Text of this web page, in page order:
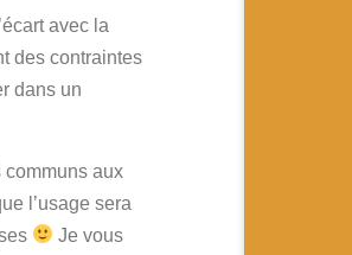
avec la
des contraintes
dans un
communs aux
l’usage sera
Je vous